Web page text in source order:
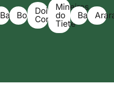
BaririBocaina
Dois
Corregos
Mineiros
do
Tietê
Bauru